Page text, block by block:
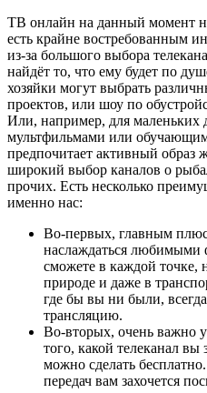
ТВ онлайн на данный момент
есть крайне востребованным
из-за большого выбора
найдёт то, что ему будет по
хозяйки могут выбрать
проектов, или шоу по
Или, например, для маленьких
мультфильмами или
предпочитает активный образ
широкий выбор каналов о
прочих. Есть несколько
именно нас:
Во-первых, главным
наслаждаться любимыми
сможете в каждой точке,
природе и даже в
где бы вы ни были,
трансляцию.
Во-вторых, очень важно
того, какой телеканал вы
можно сделать
передач вам захочется